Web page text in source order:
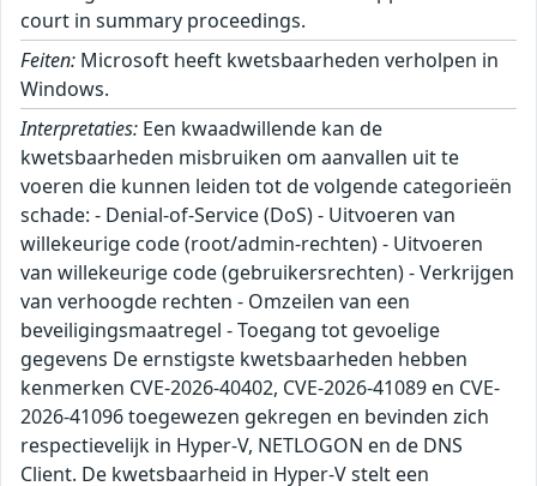
court in summary proceedings.
Feiten: Microsoft heeft kwetsbaarheden verholpen in
Windows.
Interpretaties: Een kwaadwillende kan de kwetsbaarheden misbruiken om aanvallen uit te voeren die kunnen leiden tot de volgende categorieën schade: - Denial-of-Service (DoS) - Uitvoeren van willekeurige code (root/admin-rechten) - Uitvoeren van willekeurige code (gebruikersrechten) - Verkrijgen van verhoogde rechten - Omzeilen van een beveiligingsmaatregel - Toegang tot gevoelige gegevens De ernstigste kwetsbaarheden hebben kenmerken CVE-2026-40402, CVE-2026-41089 en CVE-2026-41096 toegewezen gekregen en bevinden zich respectievelijk in Hyper-V, NETLOGON en de DNS Client. De kwetsbaarheid in Hyper-V stelt een geauthenticeerde kwaadwillende in staat om uit de Guest-VM te breken en toegang te krijgen tot geheugen van de host en mogelijk willekeurige code uit te voeren op de host. De kwetsbaarheden in NETLOGON en de DNS Client stellen een ongeauthenticeerde kwaadwillende op afstand in staat om willekeurige code uit te voeren op het kwetsbare systeem. **Met name Domain Controllers die toegankelijk zijn vanaf externe netwerken lopen een hoog risico voor actief misbruik van de kwetsbaarheid in NETLOGON.** Het verdient altijd aanbeveling om een systeem met de rol van Domain Controller niet publiek toegankelijk te hebben en, indien dit noodzakelijk is, additionele maatregelen te hebben genomen. **Update:** Inmiddels wordt door diverse partijen actief misbruik gemeld van CVE-2026-41089, de kwetsbaarheid in NETLOGON. ``` Windows Projected File System: |----------------|------|-------------------------------------| | CVE-ID | CVSS | Impact | |----------------|------|-------------------------------------| | CVE-2026-34340 | 7.00 | Verkrijgen van verhoogde rechten | |----------------|------|-------------------------------------| Windows Application Identity (AppID) Subsystem: |----------------|------|-------------------------------------| | CVE-ID | CVSS | Impact | |----------------|------|-------------------------------------| | CVE-2026-34343 | 7.80 | Verkrijgen van verhoogde rechten | |----------------|------|-------------------------------------| Undisclosed: |----------------|------|-------------------------------------| | CVE-ID | CVSS | Impact | |----------------|------|-------------------------------------| | CVE-2026-41095 | 7.80 | Verkrijgen van verhoogde rechten | |----------------|------|-------------------------------------| Windows Remote Desktop: |----------------|------|-------------------------------------| | CVE-ID | CVSS | Impact | |----------------|------|-------------------------------------| | CVE-2026-40398 | 7.80 | Verkrijgen van verhoogde rechten | |----------------|------|-------------------------------------| Microsoft Windows DNS: |----------------|------|-------------------------------------| | CVE-ID | CVSS | Impact | |----------------|------|-------------------------------------| | CVE-2026-41096 | 9.80 | Uitvoeren van willekeurige code | |----------------|------|-------------------------------------| Windows Ancillary Function Driver for WinSock: |----------------|------|-------------------------------------| | CVE-ID | CVSS | Impact | |----------------|------|-------------------------------------| | CVE-2026-34344 | 7.80 | Verkrijgen van verhoogde rechten | | CVE-2026-34345 | 7.00 | Verkrijgen van verhoogde rechten | | CVE-2026-35416 | 7.00 | Verkrijgen van verhoogde rechten | | CVE-2026-41088 | 7.80 | Verkrijgen van verhoogde rechten | |----------------|------|-------------------------------------| Windows Kernel: |----------------|------|-------------------------------------| | CVE-ID | CVSS | Impact | |----------------|------|-------------------------------------| | CVE-2026-33841 | 7.80 | Verkrijgen van verhoogde rechten | | CVE-2026-35420 | 7.80 | Verkrijgen van verhoogde rechten | | CVE-2026-40369 | 7.80 | Verkrijgen van verhoogde rechten | |----------------|------|-------------------------------------| Windows Secure Boot: |----------------|------|-------------------------------------| | CVE-ID | CVSS | Impact | |----------------|------|-------------------------------------| | CVE-2026-41097 | 6.70 | Omzeilen van beveiligingsmaatregel | |----------------|------|-------------------------------------| Windows Native WiFi Miniport Driver: |----------------|------|-------------------------------------| | CVE-ID | CVSS | Impact | |----------------|------|-------------------------------------| | CVE-2026-32161 | 7.50 | Uitvoeren van willekeurige code | |----------------|------|-------------------------------------| Windows Kernel-Mode Drivers: |----------------|------|-------------------------------------| | CVE-ID | CVSS | Impact | |----------------|------|-------------------------------------| | CVE-2026-40408 | 7.80 | Verkrijgen van verhoogde rechten | | CVE-2026-34332 | 8.00 | Uitvoeren van willekeurige code | |----------------|------|-------------------------------------| Telnet Client: |----------------|------|-------------------------------------| | CVE-ID | CVSS | Impact | |----------------|------|-------------------------------------| | CVE-2026-35423 | 5.40 | Toegang tot gevoelige gegevens | |----------------|------|-------------------------------------| Windows Print Spooler Components: |----------------|------|-------------------------------------| | CVE-ID | CVSS | Impact | |----------------|------|-------------------------------------| | CVE-2026-34342 | 7.00 | Verkrijgen van verhoogde rechten | |----------------|------|-------------------------------------| Windows SMB Client: |----------------|------|-------------------------------------| | CVE-ID | CVSS | Impact | |----------------|------|-------------------------------------| | CVE-2026-40410 | 7.00 | Verkrijgen van verhoogde rechten | |----------------|------|-------------------------------------| Windows Storage Spaces Controller: |----------------|------|-------------------------------------| | CVE-ID | CVSS | Impact | |----------------|------|-------------------------------------| | CVE-2026-35415 | 7.80 | Verkrijgen van verhoogde rechten | |----------------|------|-------------------------------------| Windows Filtering Platform (WFP): |----------------|------|-------------------------------------| | CVE-ID | CVSS | Impact | |----------------|------|-------------------------------------| | CVE-2026-32209 | 4.40 | Omzeilen van beveiligingsmaatregel | |----------------|------|-------------------------------------| Windows Volume Manager Extension Driver: |----------------|------|-------------------------------------| | CVE-ID | CVSS | Impact | |----------------|------|-------------------------------------| | CVE-2026-40380 | 6.20 | Uitvoeren van willekeurige code | |----------------|------|-------------------------------------| Windows Cryptographic Services: |----------------|------|-------------------------------------| | CVE-ID | CVSS | Impact | |----------------|------|-------------------------------------| | CVE-2026-40377 | 7.80 | Verkrijgen van verhoogde rechten | |----------------|------|-------------------------------------| Windows Win32K - GRFX: |----------------|------|-------------------------------------| | CVE-ID | CVSS | Impact | |----------------|------|-------------------------------------| | CVE-2026-33839 | 7.00 | Verkrijgen van verhoogde rechten | | CVE-2026-34330 | 7.80 | Verkrijgen van verhoogde rechten | | CVE-2026-34331 | 7.00 | Verkrijgen van verhoogde rechten | | CVE-2026-34333 | 7.80 | Verkrijgen van verhoogde rechten | | CVE-2026-34347 | 7.00 | Verkrijgen van verhoogde rechten | | CVE-2026-40403 | 8.80 | Uitvoeren van willekeurige code | |----------------|------|-------------------------------------| Windows Admin Center: |----------------|------|-------------------------------------| | CVE-ID | CVSS | Impact | |----------------|------|-------------------------------------| | CVE-2026-35438 | 8.30 | Verkrijgen van verhoogde rechten | |----------------|------|-------------------------------------| Windows Hyper-V: |----------------|------|-------------------------------------| | CVE-ID | CVSS | Impact | |----------------|------|-------------------------------------| | CVE-2026-40402 | 9.30 | Verkrijgen van verhoogde rechten | |----------------|------|-------------------------------------| Windows Rich Text Edit Control: |----------------|------|-------------------------------------| | CVE-ID | CVSS | Impact | |----------------|------|-------------------------------------| | CVE-2026-32170 | 6.70 | Verkrijgen van verhoogde rechten | |----------------|------|-------------------------------------| Windows Event Logging Service: |----------------|------|-------------------------------------| | CVE-ID | CVSS | Impact | |----------------|------|-------------------------------------| | CVE-2026-33834 | 7.80 | Verkrijgen van verhoogde rechten | |----------------|------|-------------------------------------| Windows Internet Key Exchange (IKE) Protocol: |----------------|------|-------------------------------------| | CVE-ID